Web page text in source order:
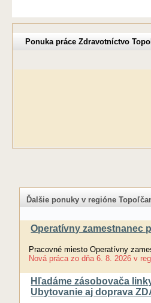
Ponuka práce Zdravotníctvo
Ďalšie ponuky v regióne
Operatívny zamestnanec
Pracovné miesto Operatívny
Nová práca zo dňa 6. 8. 2026 v
Hľadáme zásobovača
Ubytovanie aj doprava